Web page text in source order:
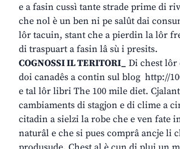
e a fasin cussì tante strade prime di
che nol è un ben ni pe salût dai
lôr tacuin, stant che a pierdin la lôr
di traspuart a fasin lâ sù i presits.
COGNOSSI IL TERITORI_ Di chest lôr
doi canadês a contin sul blog http://
e tal lôr libri The 100 mile diet.
cambiaments di stagjon e di clime a
citadin a sielzi la robe che e ven fate
naturâl e che si pues comprâ ancje li